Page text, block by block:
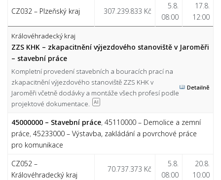
CZ032 – Plzeňský kraj 307.239.833 Kč
5.8.
08:00
17.8.
12:00
Královéhradecký kraj
ZZS KHK – zkapacitnění výjezdového stanoviště v Jaroměři
– stavební práce
Kompletní provedení stavebních a bouracích prací na
zkapacitnění výjezdového stanoviště ZZS KHK v
Jaroměři včetně dodávky a montáže všech profesí podle
projektové dokumentace.
AI
Detailně
45000000 – Stavební práce, 45110000 – Demolice a zemní
práce, 45233000 – Výstavba, zakládání a povrchové práce
pro komunikace
CZ052 –
Královéhradecký kraj
70.737.373 Kč
5.8.
08:00
20.8.
10:00